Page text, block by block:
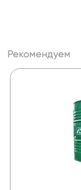
Рекомендуем